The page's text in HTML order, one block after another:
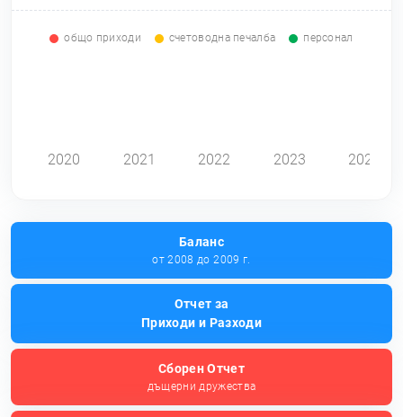
общо приходи счетоводна печалба персонал
2020 2021 2022 2023 2024
Баланс
от 2008 до 2009 г.
Отчет за
Приходи и Разходи
Сборен Отчет
дъщерни дружества